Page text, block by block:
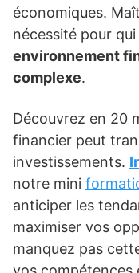
économiques.
nécessité pour
environnement
complexe.
Découvrez en 20
financier peut
investissements.
notre mini
anticiper les
maximiser vos
manquez pas